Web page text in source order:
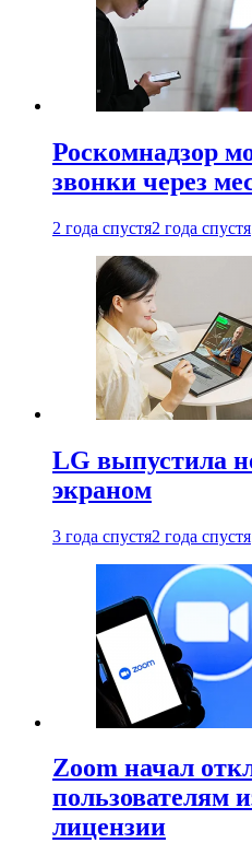
Роскомнадзор
звонки через
2 года спустя2 года спустя
LG выпустила
экраном
3 года спустя2 года спустя
Zoom начал
пользователям
лицензии